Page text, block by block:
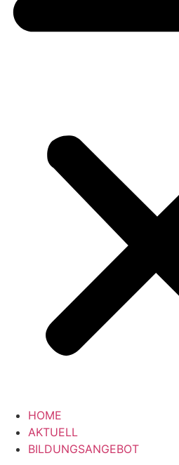
HOME
AKTUELL
BILDUNGSANGEBOT